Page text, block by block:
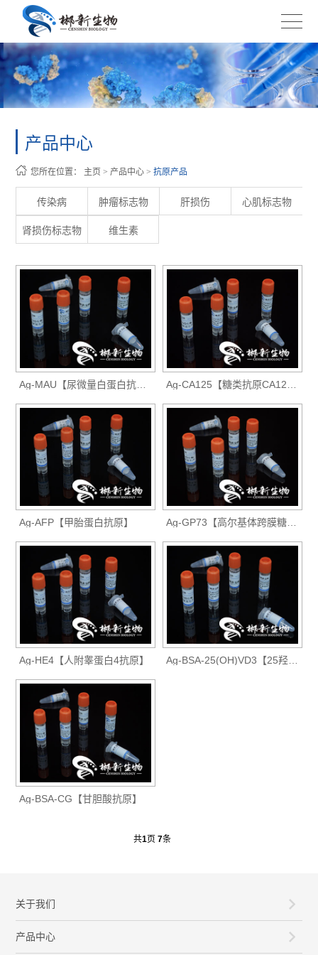
产品中心
您所在位置： 主页 > 产品中心 >抗原产品
传染病 肿瘤标志物 肝损伤 心肌标志物
肾损伤标志物 维生素
Ag-AFP【甲胎蛋白抗原】
Ag-HE4【人附睾蛋白4抗原】 Ag-BSA-25(OH)VD3【25羟基维生素D3抗原】
Ag-BSA-CG【甘胆酸抗原】
共1页 7条
关于我们
产品中心